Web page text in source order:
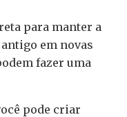
para manter a
em novas
fazer uma
pode criar